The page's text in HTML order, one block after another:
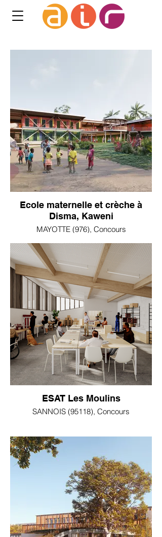
Ecole maternelle et crèche à
Disma, Kaweni
MAYOTTE (976), Concours
ESAT Les Moulins
SANNOIS (95118), Concours